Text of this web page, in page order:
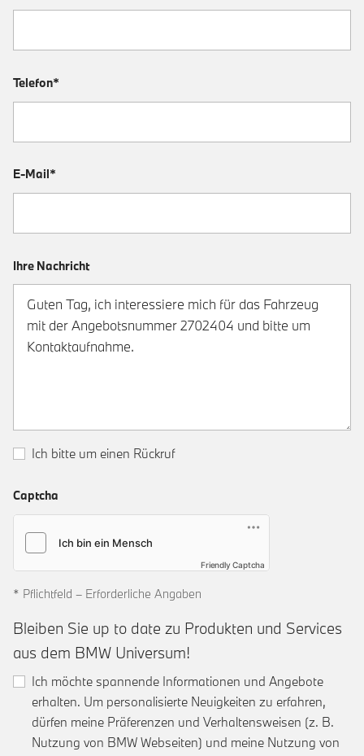
Telefon*
E-Mail*
Ihre Nachricht
Ich bitte um einen Rückruf
Captcha
Friendly Captcha
* Pflichtfeld – Erforderliche Angaben
Bleiben Sie up to date zu Produkten und Services
aus dem BMW Universum!
Ich möchte spannende Informationen und Angebote
erhalten. Um personalisierte Neuigkeiten zu erfahren,
dürfen meine Präferenzen und Verhaltensweisen (z. B.
Nutzung von BMW Webseiten) und meine Nutzung von